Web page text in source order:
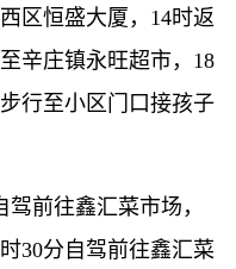
区恒盛大厦，14时返
辛庄镇永旺超市，18
行至小区门口接孩子
前往鑫汇菜市场，
30分自驾前往鑫汇菜